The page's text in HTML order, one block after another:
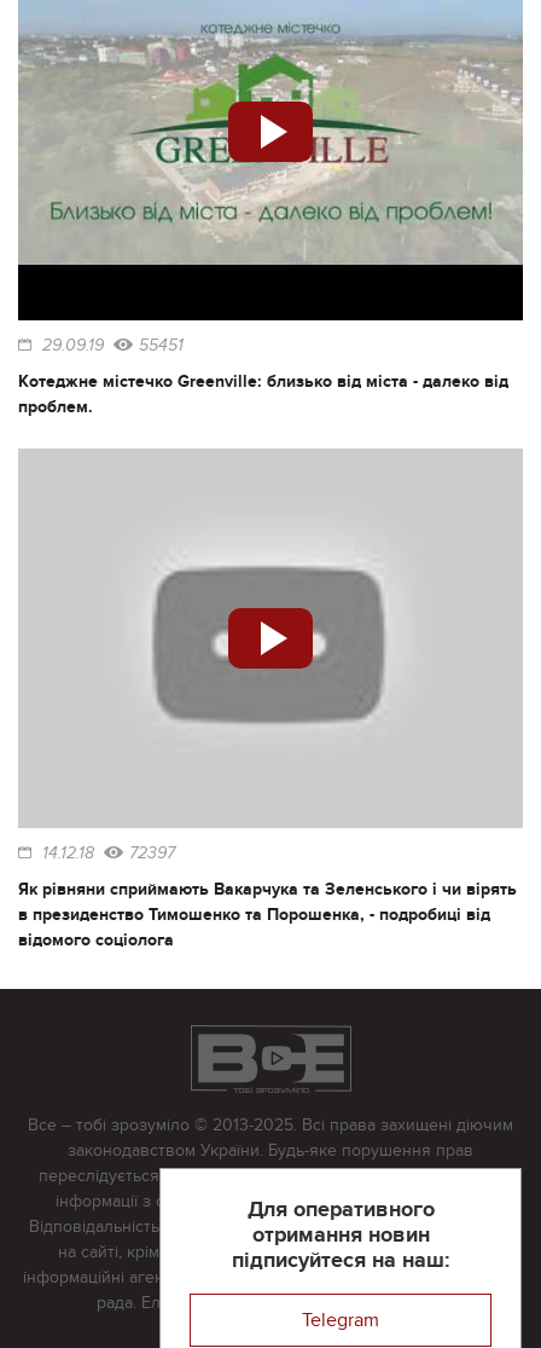
29.09.19 55451
Котеджне містечко Greenville: близько від міста - далеко від
проблем.
14.12.18 72397
Як рівняни сприймають Вакарчука та Зеленського і чи вірять
в президенство Тимошенко та Порошенка, - подробиці від
відомого соціолога
Для оперативного
отримання новин
підписуйтеся на наш:
Telegram
Все – тобі зрозуміло © 2013-2025. Всі права захищені діючим
законодавством України. Будь-яке порушення прав
переслідується в судовому порядку. Будь-яке відтворення
інформації з сайту тільки з письмово дозволу редакції.
Відповідальність за достовірність усіх матеріалів, розміщених
на сайті, крім матеріалів, які містять посилання на інші
інформаційні агентства або інтернет-видання, несе редакційна
рада. Електронна пошта: